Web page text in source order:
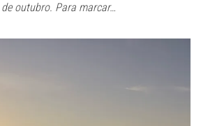
outubro. Para marcar…